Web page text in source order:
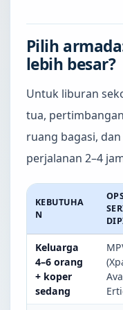
Pilih
lebih besar?
Untuk liburan
tua,
ruang bagasi,
perjalanan 2–4
KEBUTUHA
N
Keluarga
4–6 orang
+ koper
sedang